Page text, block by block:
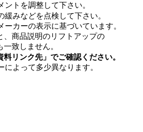
ントを調整して下さい。
緩みなどを点検して下さい。
ーカーの表示に基づいています。
品説明のリフトアップの
しません。
料リンク先」でご確認ください。
によって多少異なります。